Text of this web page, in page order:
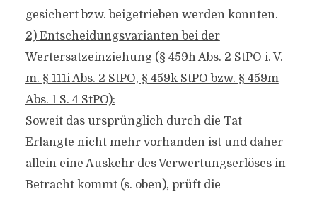
gesichert bzw. beigetrieben werden konnten.
2) Entscheidungsvarianten bei der
Wertersatzeinziehung (§ 459h Abs. 2 StPO i. V.
m. § 111i Abs. 2 StPO, § 459k StPO bzw. § 459m
Abs. 1 S. 4 StPO):
Soweit das ursprünglich durch die Tat
Erlangte nicht mehr vorhanden ist und daher
allein eine Auskehr des Verwertungserlöses in
Betracht kommt (s. oben), prüft die